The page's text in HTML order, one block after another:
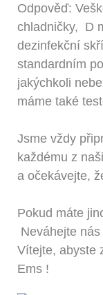
Odpověď:
chladničky, D
dezinfekční
standardním
jakýchkoli
máme také
Jsme vždy
každému z
a očekávejte,
Pokud máte
Neváhejte
Vítejte, abyste
Ems !